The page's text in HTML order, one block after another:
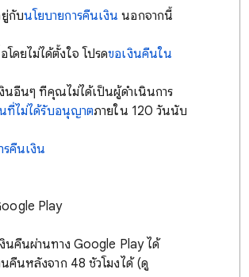
กับนโยบายการคืนเงิน นอกจากนี้
ดยไม่ได้ตั้งใจ โปรดขอเงินคืนใน
นอื่นๆ ที่คุณไม่ได้เป็นผู้ดำเนินการ
นที่ไม่ได้รับอนุญาตภายใน 120 วันนับ
รคืนเงิน
Play
นคืนผ่านทาง Google Play ได้
นหลังจาก 48 ชั่วโมงได้ (ดู